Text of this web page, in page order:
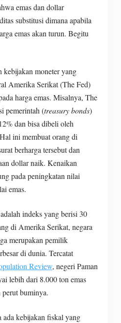
emas dan dollar
substitusi dimana apabila
emas akan turun. Begitu
kebijakan moneter yang
Amerika Serikat (The Fed)
harga emas. Misalnya, The
pemerintah (treasury bonds)
dan bisa dibeli oleh
ini membuat orang di
berharga tersebut dan
dollar naik. Kenaikan
pada peningkatan nilai
emas.
indeks yang berisi 30
di Amerika Serikat, negara
merupakan pemilik
di dunia. Tercatat
Review, negeri Paman
lebih dari 8.000 ton emas
buminya.
kebijakan fiskal yang